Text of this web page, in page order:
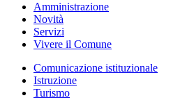
Amministrazione
Novità
Servizi
Vivere il Comune
Comunicazione istituzionale
Istruzione
Turismo